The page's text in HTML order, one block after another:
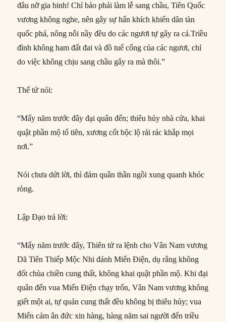
đâu nỡ gia binh! Chỉ bảo phải làm lễ sang chầu, Tiên Quốc
vương không nghe, nên gây sự hấn khích khiến dân tàn
quốc phá, nông nỗi nầy đều do các ngươi tự gây ra cả.Triều
đình không ham đất đai và đồ tuế cống của các ngươi, chỉ
do việc không chịu sang chầu gây ra mà thôi.”
Thế tử nói:
“Mấy năm trước đây đại quân đến; thiêu hủy nhà cửa, khai
quật phần mộ tổ tiên, xương cốt bộc lộ rải rác khắp mọi
nơi.”
Nói chưa dứt lời, thì đám quần thần ngồi xung quanh khóc
ròng.
Lập Đạo trả lời:
“Mấy năm trước đây, Thiên tử ra lệnh cho Vân Nam vương
Dã Tiên Thiếp Mộc Nhi đánh Miến Điện, dụ rằng không
đốt chùa chiền cung thất, không khai quật phần mộ. Khi đại
quân đến vua Miến Điện chạy trốn, Vân Nam vương không
giết một ai, tự quán cung thất đều không bị thiêu hủy; vua
Miến cảm ân đức xin hàng, hàng năm sai người đến triều